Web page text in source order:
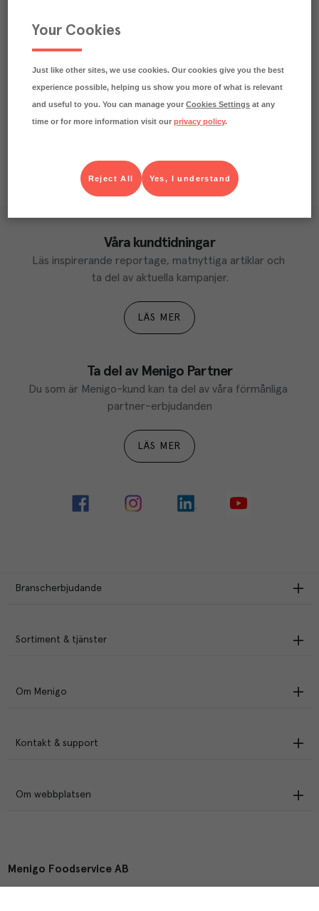
Varje kilo av varan påverkar klimatet motsvarande
utsläppen av 1.8 kg koldioxid.
Våra kundtidningar
Läs inspirerande reportage, matnyttiga artiklar och
ta del av aktuella kampanjer.
LÄS MER
Ta del av Menigo Partner
Du som är Menigo-kund kan ta del av våra förmånliga
partner-erbjudanden
LÄS MER
Branscherbjudande
Sortiment & tjänster
Om Menigo
Kontakt & support
Om webbplatsen
Menigo Foodservice AB
Your Cookies
Just like other sites, we use cookies. Our cookies give you the best
experience possible, helping us show you more of what is relevant
and useful to you. You can manage yourCookies Settings at any
time or for more information visit ourprivacy policy.
Yes, I understand
Reject All